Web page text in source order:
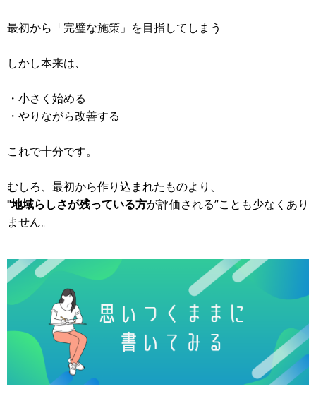
最初から「完璧な施策」を目指してしまう
しかし本来は、
・小さく始める
・やりながら改善する
これで十分です。
むしろ、最初から作り込まれたものより、
"地域らしさが残っている方が評価される”ことも少なくあり
ません。